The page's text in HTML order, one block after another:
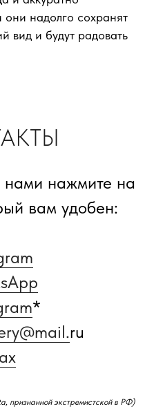
они надолго сохранят
вид и будут радовать
нами нажмите на
вам удобен:
*
ru
признанной экстремистской в РФ)